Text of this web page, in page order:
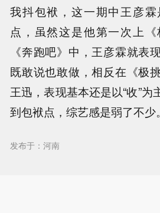
我抖包袱，这一期中王彦
点，虽然这是他第一次上
《奔跑吧》中，王彦霖就表
既敢说也敢做，相反在《极
王迅，表现基本还是以“收”为
到包袱点，综艺感是弱了不少。
发布于：河南